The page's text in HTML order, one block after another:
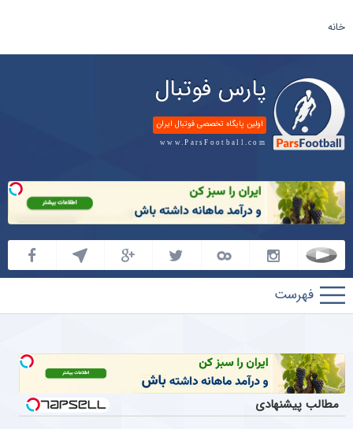
خانه
پارس فوتبال
اولین پایگاه تخصصی فوتبال ایران
www.ParsFootball.com
پارس
فوتبال
مطالب پیشنهادی